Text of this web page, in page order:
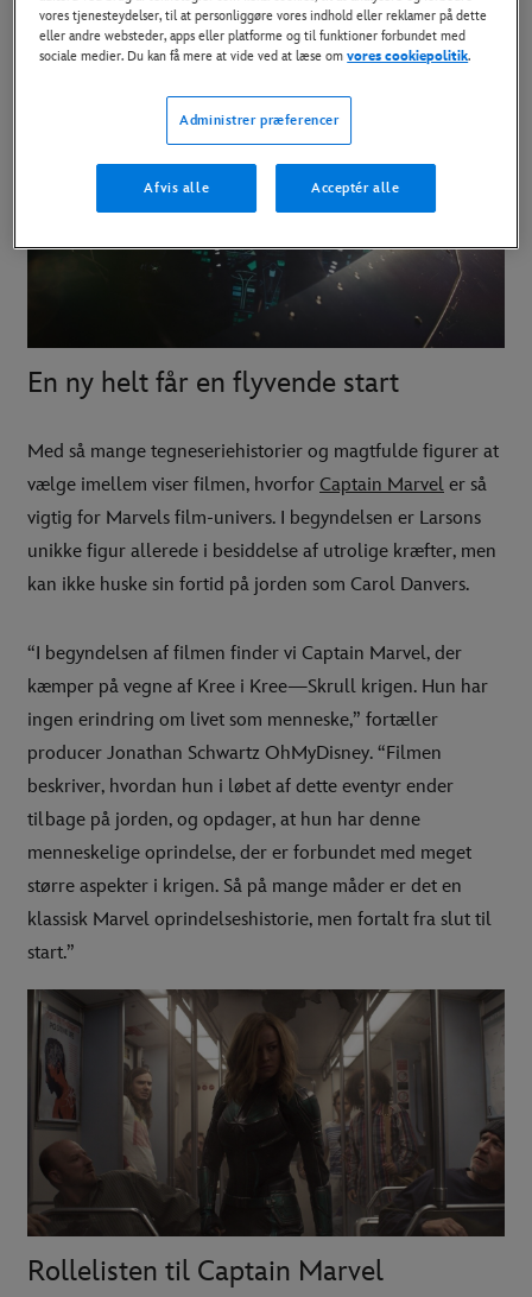
BESTIL NU
En ny helt får en flyvende start
Med så mange tegneseriehistorier og magtfulde figurer at
vælge imellem viser filmen, hvorfor Captain Marvel er så
vigtig for Marvels film-univers. I begyndelsen er Larsons
unikke figur allerede i besiddelse af utrolige kræfter, men
kan ikke huske sin fortid på jorden som Carol Danvers.
“I begyndelsen af filmen finder vi Captain Marvel, der
kæmper på vegne af Kree i Kree—Skrull krigen. Hun har
ingen erindring om livet som menneske,” fortæller
producer Jonathan Schwartz OhMyDisney. “Filmen
beskriver, hvordan hun i løbet af dette eventyr ender
tilbage på jorden, og opdager, at hun har denne
menneskelige oprindelse, der er forbundet med meget
større aspekter i krigen. Så på mange måder er det en
klassisk Marvel oprindelseshistorie, men fortalt fra slut til
start.”
Rollelisten til Captain Marvel
vores tjenesteydelser, til at personliggøre vores indhold eller reklamer på dette
eller andre websteder, apps eller platforme og til funktioner forbundet med
sociale medier. Du kan få mere at vide ved at læse omvores cookiepolitik.
Administrer præferencer
Afvis alle Acceptér alle